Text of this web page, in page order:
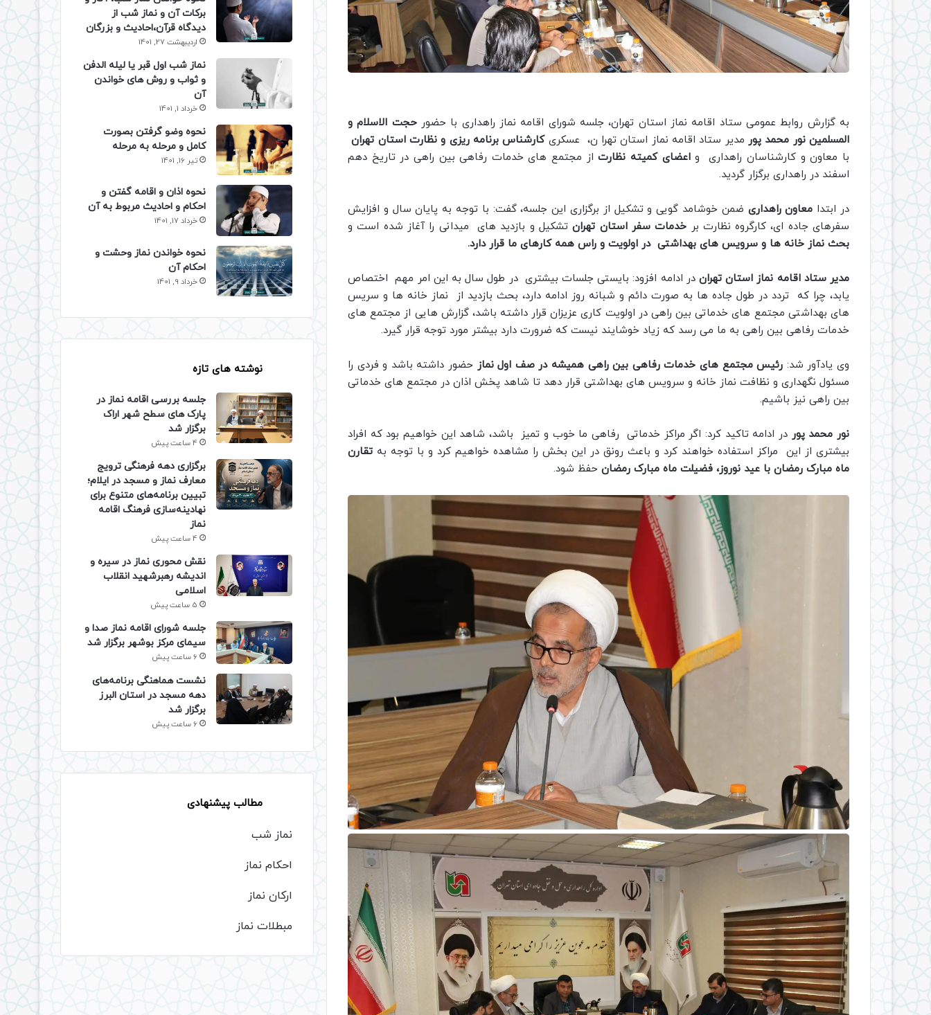
به گزارش روابط عمومی ستاد اقامه نماز استان تهران، جلسه شورای اقامه نماز راهداری با حضورحجت الاسلام و
المسلمین نور محمد پور مدیر ستاد اقامه نماز استان تهرا ن، عسکریکارشناس برنامه ریزی و نظارت استان تهران
با معاون و کارشناسان راهداری واعضای کمیته نظارتاز مجتمع های خدمات رفاهی بین راهی در تاریخ دهم
اسفند در راهداری برگزار گردید.
در ابتدا معاون راهداری ضمن خوشامد گویی و تشکیل از برگزاری این جلسه، گفت: با توجه به پایان سال و افزایش
سفرهای جاده ای، کارگروه نظارت بر خدمات سفر استان تهرانتشکیل و بازدید های میدانی را آغاز شده است و
بحث نماز خانه ها و سرویس های بهداشتی در اولویت و راس همه کارهای ما قرار دارد.
مدیر ستاد اقامه نماز استان تهراندر ادامه افزود: بایستی جلسات بیشتری در طول سال به این امر مهم اختصاص
یابد، چرا که تردد در طول جاده ها به صورت دائم و شبانه روز ادامه دارد، بحث بازدید از نماز خانه ها و سریس
های بهداشتی مجتمع های خدماتی بین راهی در اولویت کاری عزیزان قرار داشته باشد، گزارش هایی از مجتمع های
خدمات رفاهی بین راهی به ما می رسد که زیاد خوشایند نیست که ضرورت دارد بیشتر مورد توجه قرار گیرد.
وی یادآور شد: رئیس مجتمع های خدمات رفاهی بین راهی همیشه در صف اول نماز حضور داشته باشد و فردی را
مسئول نگهداری و نظافت نماز خانه و سرویس های بهداشتی قرار دهد تا شاهد پخش اذان در مجتمع های خدماتی
بین راهی نیز باشیم.
نور محمد پور در ادامه تاکید کرد: اگر مراکز خدماتی رفاهی ما خوب و تمیز باشد، شاهد این خواهیم بود که افراد
بیشتری از این مراکز استفاده خواهند کرد و باعث رونق در این بخش را مشاهده خواهیم کرد و با توجه به تقارن
ماه مبارک رمضان با عید نوروز، فضیلت ماه مبارک رمضان حفظ شود.
برکات آن و نماز شب از
دیدگاه قرآن،احادیث و بزرگان
اردیبهشت 27, 1401
نماز شب اول قبر یا لیله الدفن
و ثواب و روش های خواندن
آن
خرداد 1, 1401
نحوه وضو گرفتن بصورت
کامل و مرحله به مرحله
تیر 16, 1401
نحوه اذان و اقامه گفتن و
احکام و احادیث مربوط به آن
خرداد 17, 1401
نحوه خواندن نماز وحشت و
احکام آن
خرداد 9, 1401
نوشته های تازه
جلسه بررسی اقامه نماز در
پارک های سطح شهر اراک
برگزار شد
4 ساعت پیش
برگزاری دهه فرهنگی ترویج
معارف نماز و مسجد در ایلام؛
تبیین برنامه‌های متنوع برای
نهادینه‌سازی فرهنگ اقامه
نماز
4 ساعت پیش
نقش محوری نماز در سیره و
اندیشه رهبرشهید انقلاب
اسلامی
5 ساعت پیش
جلسه شورای اقامه نماز صدا و
سیمای مرکز بوشهر برگزار شد
6 ساعت پیش
نشست هماهنگی برنامه‌های
دهه مسجد در استان البرز
برگزار شد
6 ساعت پیش
مطالب پیشنهادی
نماز شب
احکام نماز
ارکان نماز
مبطلات نماز